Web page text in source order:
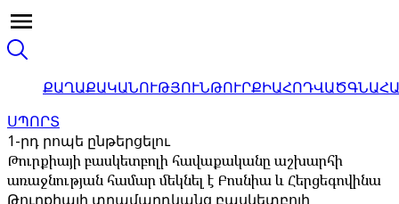
ՔԱՂԱՔԱԿԱՆՈՒԹՅՈՒՆԹՈՒՐՔԻԱՀՈԴՎԱԾ
ՍՊՈՐՏ
1-րդ րոպե ընթերցելու
Թուրքիայի բասկետբոլի հավաքականը աշխարհի
առաջնության համար մեկնել է Բոսնիա և Հերցեգովինա
Թուրքիայի տղամարդկանց բասկետբոլի